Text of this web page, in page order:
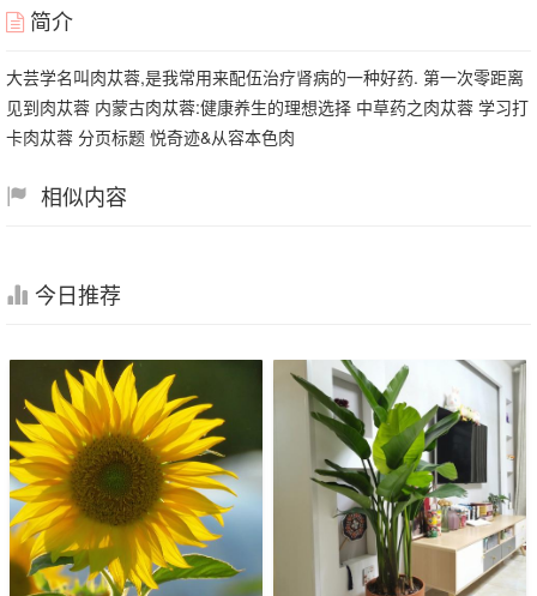
简介
大芸学名叫肉苁蓉,是我常用来配伍治疗肾病的一种好药. 第一次零距离
见到肉苁蓉 内蒙古肉苁蓉:健康养生的理想选择 中草药之肉苁蓉 学习打
卡肉苁蓉 分页标题 悦奇迹&从容本色肉
相似内容
今日推荐